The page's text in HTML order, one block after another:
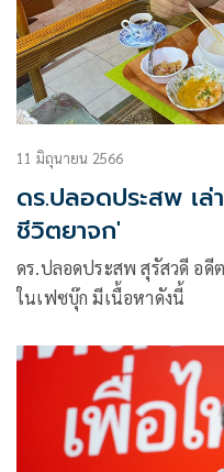
11 มิถุนายน 2566
ดร.ปลอดประสพ เล่
ชีวิตยาจก'
ดร.ปลอดประสพ สุรัสวดี อดี
ในเฟซบุ๊ก มีเนื้อหาดังนี้